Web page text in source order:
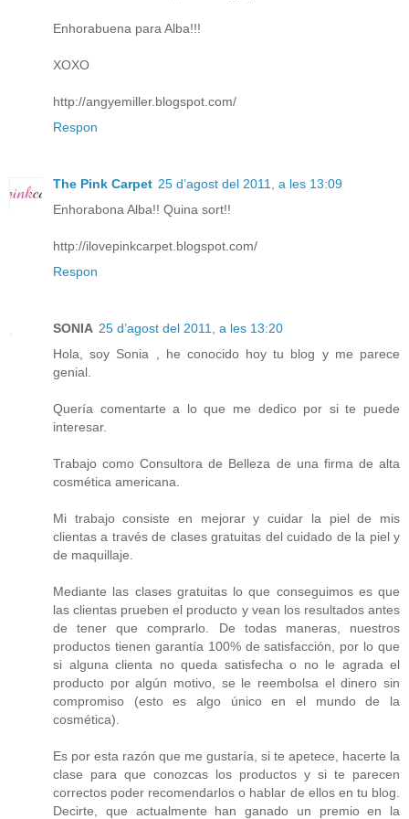
Enhorabuena para Alba!!!
XOXO
http://angyemiller.blogspot.com/
Respon
The Pink Carpet 25 d’agost del 2011, a les 13:09
Enhorabona Alba!! Quina sort!!
http://ilovepinkcarpet.blogspot.com/
Respon
SONIA 25 d’agost del 2011, a les 13:20
Hola, soy Sonia , he conocido hoy tu blog y me parece
genial.
Quería comentarte a lo que me dedico por si te puede
interesar.
Trabajo como Consultora de Belleza de una firma de alta
cosmética americana.
Mi trabajo consiste en mejorar y cuidar la piel de mis
clientas a través de clases gratuitas del cuidado de la piel y
de maquillaje.
Mediante las clases gratuitas lo que conseguimos es que
las clientas prueben el producto y vean los resultados antes
de tener que comprarlo. De todas maneras, nuestros
productos tienen garantía 100% de satisfacción, por lo que
si alguna clienta no queda satisfecha o no le agrada el
producto por algún motivo, se le reembolsa el dinero sin
compromiso (esto es algo único en el mundo de la
cosmética).
Es por esta razón que me gustaría, si te apetece, hacerte la
clase para que conozcas los productos y si te parecen
correctos poder recomendarlos o hablar de ellos en tu blog.
Decirte, que actualmente han ganado un premio en la